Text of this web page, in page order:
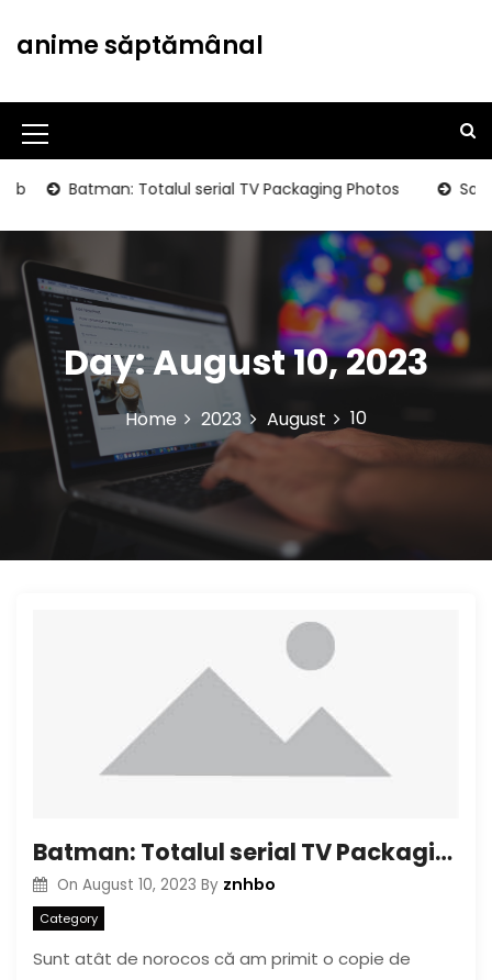
t
c
t
anime săptămânal
M
e
n
u
I
c
o
n
Batman: Totalul serial TV Packaging Photos Sad
Day:August 10, 2023
Home 2023 August 10
Batman: Totalul serial TV Packaging Photos
On August 10, 2023 By znhbo
Category
Sunt atât de norocos că am primit o copie de